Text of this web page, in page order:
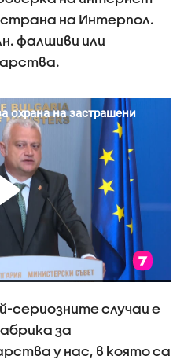
на Интерпол.
фалшиви или
сериозните случаи е
за
у нас, в която са